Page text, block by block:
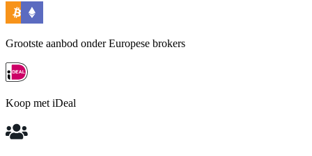
Grootste aanbod onder Europese brokers
Koop met iDeal